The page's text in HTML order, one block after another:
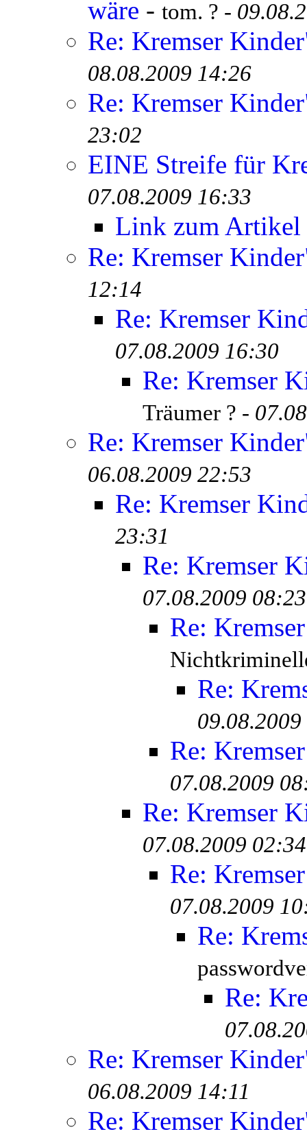
wäre - tom. ? -
Re: Kremser
08.08.2009 14:26
Re: Kremser
23:02
EINE Streife für
07.08.2009 16:33
Link zum Artikel
Re: Kremser
12:14
Re: Kremser
07.08.2009 16:30
Re: Kremser
Träumer ? -
Re: Kremser
06.08.2009 22:53
Re: Kremser
23:31
Re: Kremser
07.08.2009 08:23
Re:
Re:
Re:
07.08.2009
Re: Kremser
07.08.2009 02:34
Re:
07.08.2009
Re:
Re:
Re: Kremser
06.08.2009 14:11
Re: Kremser